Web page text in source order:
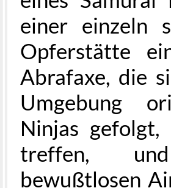
einer einzeln
Opferstätte
Abrafaxe, die
Umgebung
Ninjas
treffen,
bewußtlosen